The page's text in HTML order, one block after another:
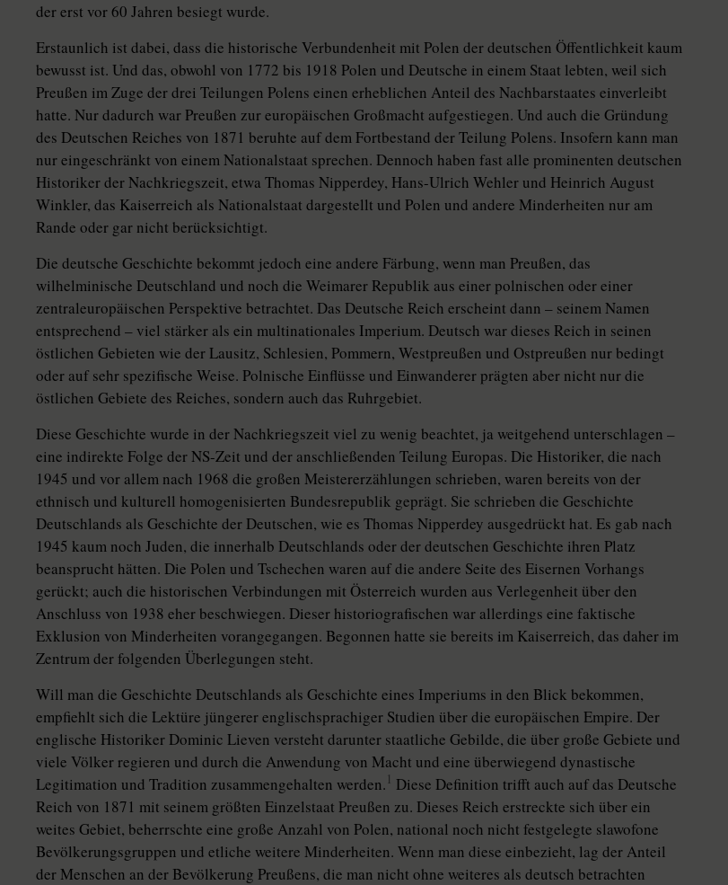
der erst vor 60 Jahren besiegt wurde.
Erstaunlich ist dabei, dass die historische Verbundenheit mit Polen der deutschen Öffentlichkeit kaum
bewusst ist. Und das, obwohl von 1772 bis 1918 Polen und Deutsche in einem Staat lebten, weil sich
Preußen im Zuge der drei Teilungen Polens einen erheblichen Anteil des Nachbarstaates einverleibt
hatte. Nur dadurch war Preußen zur europäischen Großmacht aufgestiegen. Und auch die Gründung
des Deutschen Reiches von 1871 beruhte auf dem Fortbestand der Teilung Polens. Insofern kann man
nur eingeschränkt von einem Nationalstaat sprechen. Dennoch haben fast alle prominenten deutschen
Historiker der Nachkriegszeit, etwa Thomas Nipperdey, Hans-Ulrich Wehler und Heinrich August
Winkler, das Kaiserreich als Nationalstaat dargestellt und Polen und andere Minderheiten nur am
Rande oder gar nicht berücksichtigt.
Die deutsche Geschichte bekommt jedoch eine andere Färbung, wenn man Preußen, das
wilhelminische Deutschland und noch die Weimarer Republik aus einer polnischen oder einer
zentraleuropäischen Perspektive betrachtet. Das Deutsche Reich erscheint dann – seinem Namen
entsprechend – viel stärker als ein multinationales Imperium. Deutsch war dieses Reich in seinen
östlichen Gebieten wie der Lausitz, Schlesien, Pommern, Westpreußen und Ostpreußen nur bedingt
oder auf sehr spezifische Weise. Polnische Einflüsse und Einwanderer prägten aber nicht nur die
östlichen Gebiete des Reiches, sondern auch das Ruhrgebiet.
Diese Geschichte wurde in der Nachkriegszeit viel zu wenig beachtet, ja weitgehend unterschlagen –
eine indirekte Folge der NS-Zeit und der anschließenden Teilung Europas. Die Historiker, die nach
1945 und vor allem nach 1968 die großen Meistererzählungen schrieben, waren bereits von der
ethnisch und kulturell homogenisierten Bundesrepublik geprägt. Sie schrieben die Geschichte
Deutschlands als Geschichte der Deutschen, wie es Thomas Nipperdey ausgedrückt hat. Es gab nach
1945 kaum noch Juden, die innerhalb Deutschlands oder der deutschen Geschichte ihren Platz
beansprucht hätten. Die Polen und Tschechen waren auf die andere Seite des Eisernen Vorhangs
gerückt; auch die historischen Verbindungen mit Österreich wurden aus Verlegenheit über den
Anschluss von 1938 eher beschwiegen. Dieser historiografischen war allerdings eine faktische
Exklusion von Minderheiten vorangegangen. Begonnen hatte sie bereits im Kaiserreich, das daher im
Zentrum der folgenden Überlegungen steht.
Will man die Geschichte Deutschlands als Geschichte eines Imperiums in den Blick bekommen,
empfiehlt sich die Lektüre jüngerer englischsprachiger Studien über die europäischen Empire. Der
englische Historiker Dominic Lieven versteht darunter staatliche Gebilde, die über große Gebiete und
viele Völker regieren und durch die Anwendung von Macht und eine überwiegend dynastische
Legitimation und Tradition zusammengehalten werden. 1 Diese Definition trifft auch auf das Deutsche
Reich von 1871 mit seinem größten Einzelstaat Preußen zu. Dieses Reich erstreckte sich über ein
weites Gebiet, beherrschte eine große Anzahl von Polen, national noch nicht festgelegte slawofone
Bevölkerungsgruppen und etliche weitere Minderheiten. Wenn man diese einbezieht, lag der Anteil
der Menschen an der Bevölkerung Preußens, die man nicht ohne weiteres als deutsch betrachten